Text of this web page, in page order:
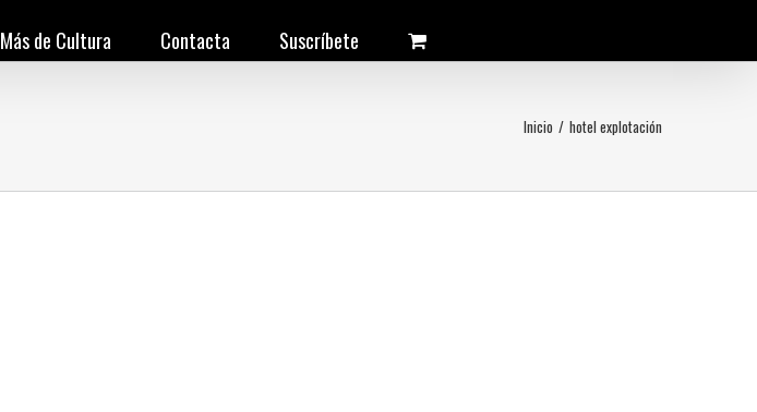
Más de Cultura Contacta Suscríbete
Inicio / hotel explotación